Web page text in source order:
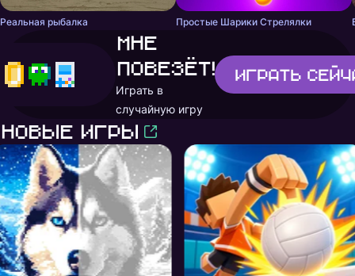
Реальная рыбалка Простые Шарики Стрелялки
Мне
повезёт!
Играть в
случайную игру
Играть
Новые игры